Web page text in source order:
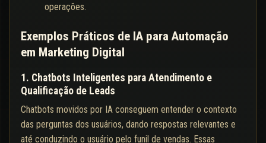
operações.
Exemplos Práticos de IA para Automação
em Marketing Digital
1. Chatbots Inteligentes para Atendimento e
Qualificação de Leads
Chatbots movidos por IA conseguem entender o contexto
das perguntas dos usuários, dando respostas relevantes e
até conduzindo o usuário pelo funil de vendas. Essas